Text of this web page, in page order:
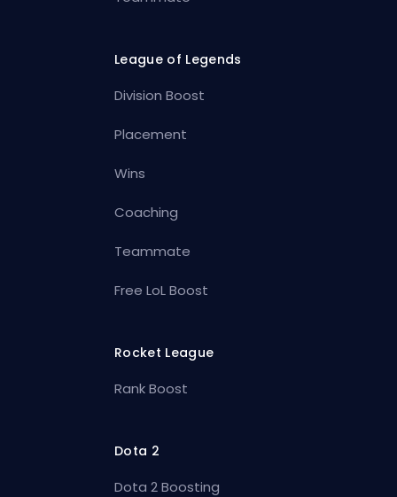
League of Legends
Division Boost
Placement
Wins
Coaching
Teammate
Free LoL Boost
Rocket League
Rank Boost
Dota 2
Dota 2 Boosting